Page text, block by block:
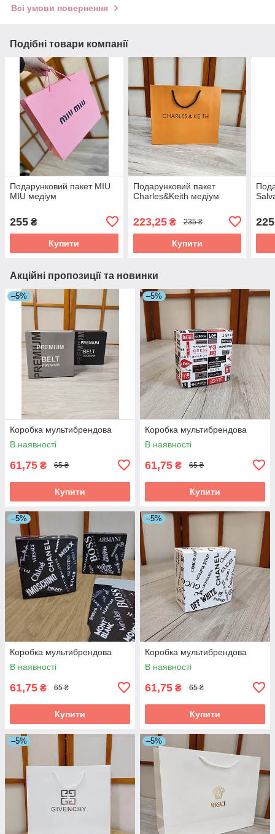
Всі умови повернення
Подібні товари компанії
Подарунковий пакет MIU
MIU медіум
255 ₴
Купити
Подарунковий пакет
Charles&Keith медіум
223,25₴ 235 ₴
Купити
225
Акційні пропозиції та новинки
–5%
Коробка мультибрендова
В наявності
61,75 ₴ 65 ₴
Купити
–5%
Коробка мультибрендова
В наявності
61,75 ₴ 65 ₴
Купити
–5%
Коробка мультибрендова
В наявності
61,75 ₴ 65 ₴
Купити
–5%
Коробка мультибрендова
В наявності
61,75 ₴ 65 ₴
Купити
–5% –5%